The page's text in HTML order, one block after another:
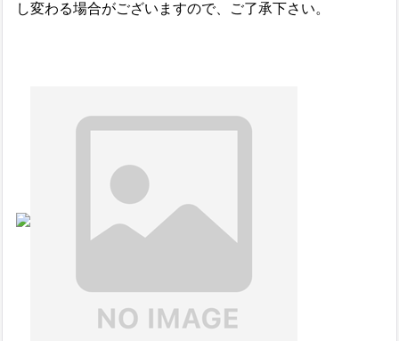
し変わる場合がございますので、ご了承下さい。